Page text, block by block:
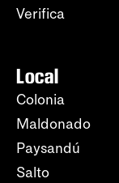
Verifica
Local
Colonia
Maldonado
Paysandú
Salto